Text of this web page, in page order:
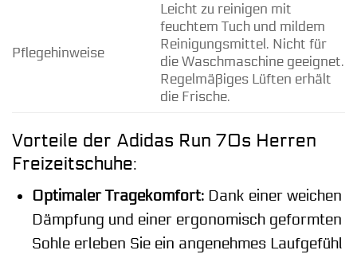
Pflegehinweise
Leicht zu reinigen mit
feuchtem Tuch und mildem
Reinigungsmittel. Nicht für
die Waschmaschine geeignet.
Regelmäßiges Lüften erhält
die Frische.
Vorteile der Adidas Run 70s Herren
Freizeitschuhe:
Optimaler Tragekomfort:Dank einer weichen
Dämpfung und einer ergonomisch geformten
Sohle erleben Sie ein angenehmes Laufgefühl